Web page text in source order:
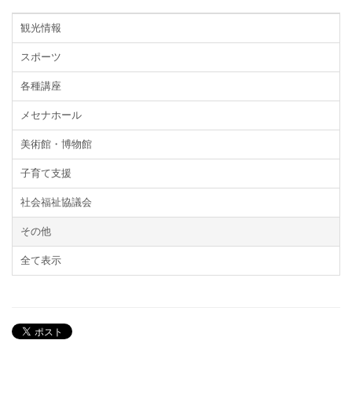
観光情報
スポーツ
各種講座
メセナホール
美術館・博物館
子育て支援
社会福祉協議会
その他
全て表示